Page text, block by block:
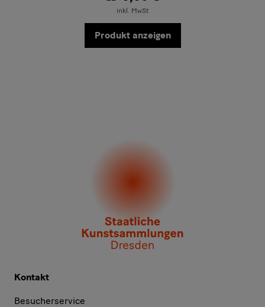
inkl. MwSt
Produkt anzeigen
Kontakt
Besucherservice